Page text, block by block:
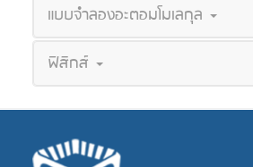
แบบจำลองอะตอมโมเลกุล
ฟิสิกส์